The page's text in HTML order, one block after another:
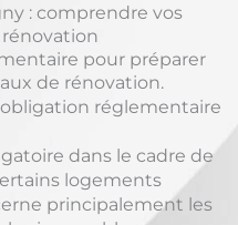
: comprendre vos
pour préparer
de rénovation.
obligation réglementaire
dans le cadre de
logements
principalement les